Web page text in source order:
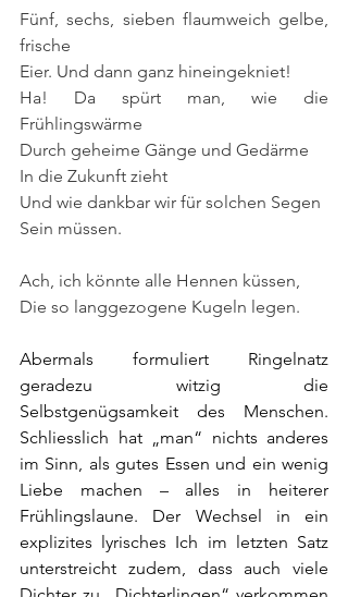
Fünf, sechs, sieben flaumweich gelbe,
frische
Eier. Und dann ganz hineingekniet!
Ha! Da spürt man, wie die
Frühlingswärme
Durch geheime Gänge und Gedärme
In die Zukunft zieht
Und wie dankbar wir für solchen Segen
Sein müssen.
Ach, ich könnte alle Hennen küssen,
Die so langgezogene Kugeln legen.
Abermals formuliert Ringelnatz
geradezu witzig die
Selbstgenügsamkeit des Menschen.
Schliesslich hat „man“ nichts anderes
im Sinn, als gutes Essen und ein wenig
Liebe machen – alles in heiterer
Frühlingslaune. Der Wechsel in ein
explizites lyrisches Ich im letzten Satz
unterstreicht zudem, dass auch viele